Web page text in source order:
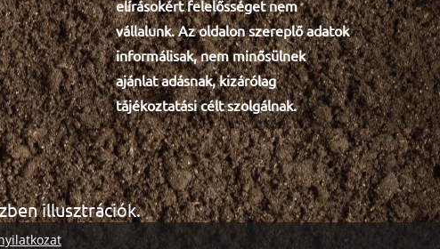
ősz
halottak napja
Mindenszentek
gyep
díszkavics
permetezés
tél
virághagyma
gyümölcsfa
virágvásár
krizantém
fűszernövény
gyógynövény
pozsgás
kaktusz
akció
elírásokért felelősséget nem
vállalunk. Az oldalon szereplő adatok
informálisak, nem minősülnek
ajánlat adásnak, kizárólag
tájékoztatási célt szolgálnak.
illusztrációk.